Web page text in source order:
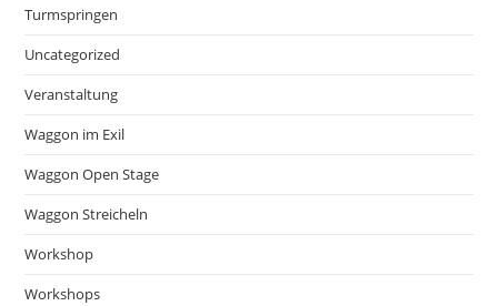
Turmspringen
Uncategorized
Veranstaltung
Waggon im Exil
Waggon Open Stage
Waggon Streicheln
Workshop
Workshops